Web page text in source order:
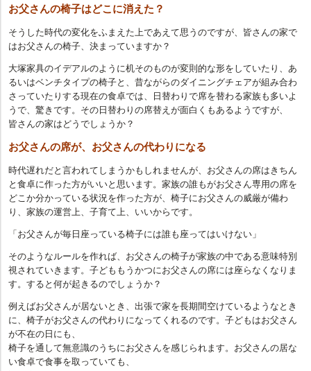
お父さんの椅子はどこに消えた？
そうした時代の変化をふまえた上であえて思うのですが、皆さんの家で
はお父さんの椅子、決まっていますか？
大塚家具のイデアルのように机そのものが変則的な形をしていたり、あ
るいはベンチタイプの椅子と、昔ながらのダイニングチェアが組み合わ
さっていたりする現在の食卓では、日替わりで席を替わる家族も多いよ
うで、驚きです。その日替わりの席替えが面白くもあるようですが、
皆さんの家はどうでしょうか？
お父さんの席が、お父さんの代わりになる
時代遅れだと言われてしまうかもしれませんが、お父さんの席はきちん
と食卓に作った方がいいと思います。家族の誰もがお父さん専用の席を
どこか分かっている状況を作った方が、椅子にお父さんの威厳が備わ
り、家族の運営上、子育て上、いいからです。
「お父さんが毎日座っている椅子には誰も座ってはいけない」
そのようなルールを作れば、お父さんの椅子が家族の中である意味特別
視されていきます。子どももうかつにお父さんの席には座らなくなりま
す。すると何が起きるのでしょうか？
例えばお父さんが居ないとき、出張で家を長期間空けているようなとき
に、椅子がお父さんの代わりになってくれるのです。子どもはお父さん
が不在の日にも、
椅子を通して無意識のうちにお父さんを感じられます。お父さんの居な
い食卓で食事を取っていても、